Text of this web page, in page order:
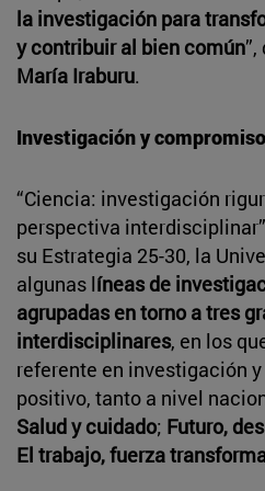
la investigación para
y contribuir al bien común
María Iraburu.
Investigación y compromiso
“Ciencia: investigación
perspectiva
su Estrategia 25-30, la
algunas líneas de
agrupadas en torno a tres
interdisciplinares, en los
referente en investigación
positivo, tanto a nivel
Salud y cuidado; Futuro,
El trabajo, fuerza